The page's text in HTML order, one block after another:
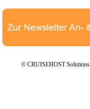
© CRUISEHOST Solutions